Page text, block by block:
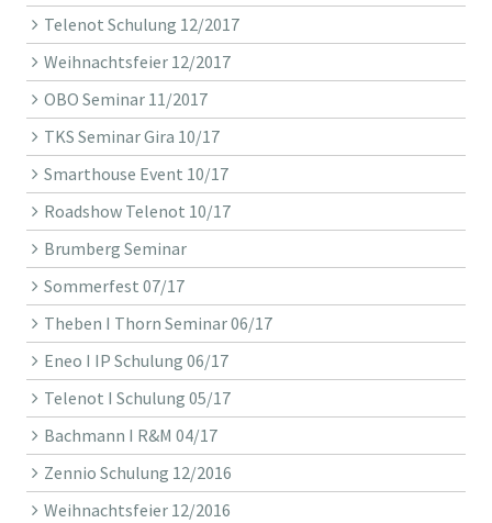
Telenot Schulung 12/2017
Weihnachtsfeier 12/2017
OBO Seminar 11/2017
TKS Seminar Gira 10/17
Smarthouse Event 10/17
Roadshow Telenot 10/17
Brumberg Seminar
Sommerfest 07/17
Theben I Thorn Seminar 06/17
Eneo I IP Schulung 06/17
Telenot I Schulung 05/17
Bachmann I R&M 04/17
Zennio Schulung 12/2016
Weihnachtsfeier 12/2016